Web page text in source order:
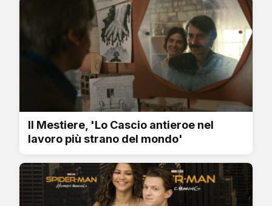
Il Mestiere, 'Lo Cascio antieroe nel
lavoro più strano del mondo'